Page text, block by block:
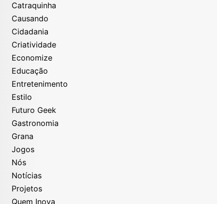
Catraquinha
Causando
Cidadania
Criatividade
Economize
Educação
Entretenimento
Estilo
Futuro Geek
Gastronomia
Grana
Jogos
Nós
Notícias
Projetos
Quem Inova